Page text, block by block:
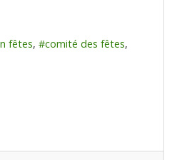
fêtes
comité des fêtes